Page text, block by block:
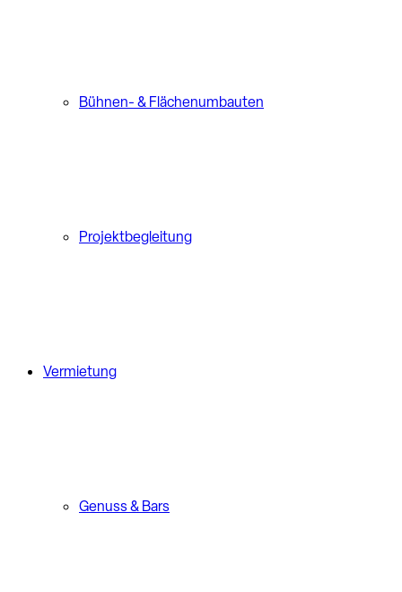
Bühnen- & Flächenumbauten
Projektbegleitung
Vermietung
Genuss & Bars